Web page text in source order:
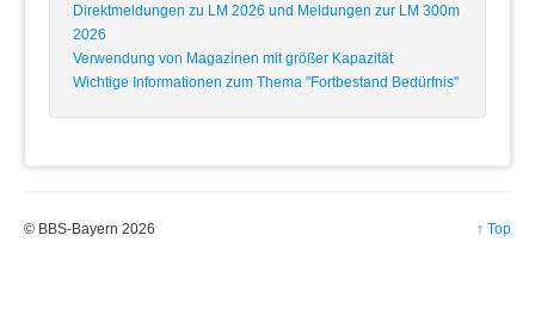
Direktmeldungen zu LM 2026 und Meldungen zur LM 300m
2026
Verwendung von Magazinen mit größer Kapazität
Wichtige Informationen zum Thema "Fortbestand Bedürfnis"
↑ Top
© BBS-Bayern 2026